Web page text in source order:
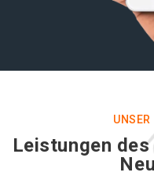
UNSER
Leistungen